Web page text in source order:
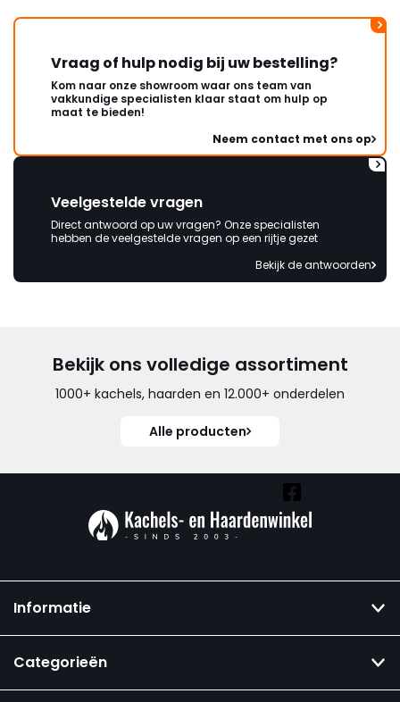
Vraag of hulp nodig bij uw bestelling?
Kom naar onze showroom waar ons team van
vakkundige specialisten klaar staat om hulp op
maat te bieden!
Neem contact met ons op
Veelgestelde vragen
Direct antwoord op uw vragen? Onze specialisten
hebben de veelgestelde vragen op een rijtje gezet
Bekijk de antwoorden
Bekijk ons volledige assortiment
1000+ kachels, haarden en 12.000+ onderdelen
Alle producten
Informatie
Categorieën